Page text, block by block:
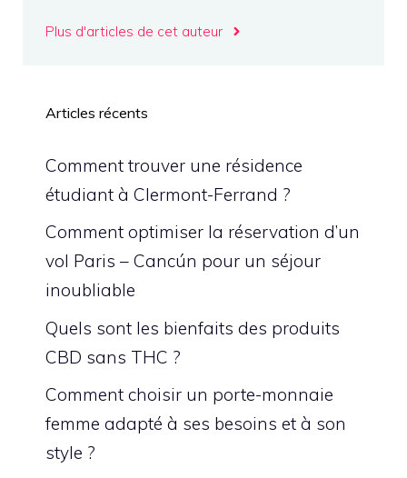
Plus d'articles de cet auteur
Articles récents
Comment trouver une résidence
étudiant à Clermont-Ferrand ?
Comment optimiser la réservation d’un
vol Paris – Cancún pour un séjour
inoubliable
Quels sont les bienfaits des produits
CBD sans THC ?
Comment choisir un porte-monnaie
femme adapté à ses besoins et à son
style ?